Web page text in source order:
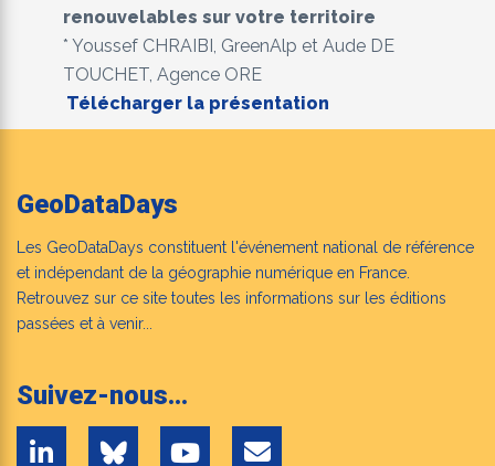
renouvelables sur votre territoire
* Youssef CHRAIBI, GreenAlp et Aude DE
TOUCHET, Agence ORE
​Télécharger la présentation
GeoDataDays
Les GeoDataDays constituent l'événement national de référence
et indépendant de la géographie numérique en France.
Retrouvez sur ce site toutes les informations sur les éditions
passées et à venir...
Suivez-nous...